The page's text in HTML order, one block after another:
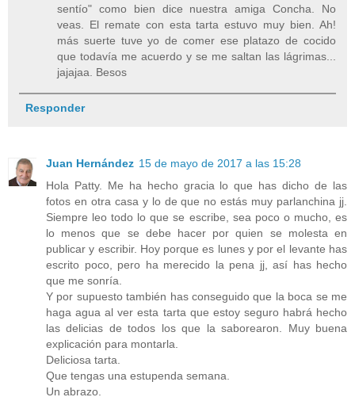
sentío" como bien dice nuestra amiga Concha. No
veas. El remate con esta tarta estuvo muy bien. Ah!
más suerte tuve yo de comer ese platazo de cocido
que todavía me acuerdo y se me saltan las lágrimas...
jajajaa. Besos
Responder
Juan Hernández 15 de mayo de 2017 a las 15:28
Hola Patty. Me ha hecho gracia lo que has dicho de las
fotos en otra casa y lo de que no estás muy parlanchina jj.
Siempre leo todo lo que se escribe, sea poco o mucho, es
lo menos que se debe hacer por quien se molesta en
publicar y escribir. Hoy porque es lunes y por el levante has
escrito poco, pero ha merecido la pena jj, así has hecho
que me sonría.
Y por supuesto también has conseguido que la boca se me
haga agua al ver esta tarta que estoy seguro habrá hecho
las delicias de todos los que la saborearon. Muy buena
explicación para montarla.
Deliciosa tarta.
Que tengas una estupenda semana.
Un abrazo.